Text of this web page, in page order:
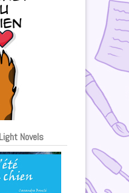
Novels